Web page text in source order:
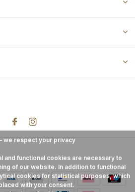
we respect your privacy
and functional cookies are necessary to
of our website. In addition to functional
cookies for statistical purposes, which
with your consent.